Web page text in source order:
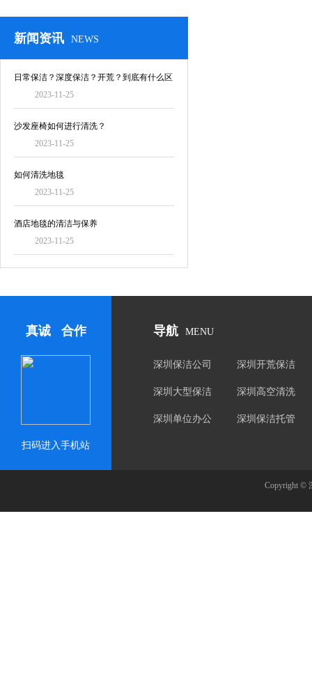
新闻资讯 NEWS
日常保洁？深度保洁？开荒？到底有什么区
2023-11-25
沙发座椅如何进行清洗？
2023-11-25
如何清洗地毯
2023-11-25
酒店地毯的清洁与保养
2023-11-25
真诚 合作
扫码进入手机站
导航 MENU
深圳保洁公司 深圳开荒保洁
深圳大型保洁 深圳高空清洗
深圳单位办公
深圳保洁托管
Copyright ©